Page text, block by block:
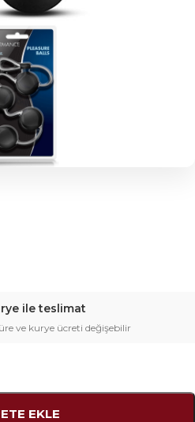
ile teslimat
ve kurye ücreti değişebilir
EKLE